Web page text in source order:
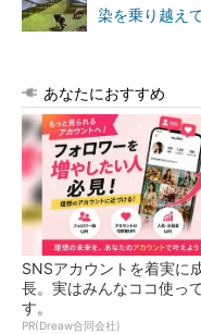
染を乗り越え
あなたにおすすめ
SNSアカウントを着実に
長。実はみんなココ使っ
す。
PR(Dreaw合同会社)